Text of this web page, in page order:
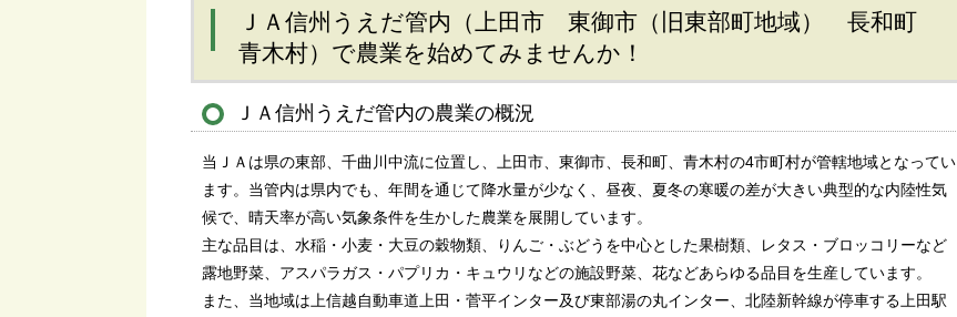
ＪＡ信州うえだ管内（上田市 東御市（旧東部町地域） 長和町
青木村）で農業を始めてみませんか！
ＪＡ信州うえだ管内の農業の概況
当ＪＡは県の東部、千曲川中流に位置し、上田市、東御市、長和町、青木村の4市町村が管轄地域となってい
ます。当管内は県内でも、年間を通じて降水量が少なく、昼夜、夏冬の寒暖の差が大きい典型的な内陸性気
候で、晴天率が高い気象条件を生かした農業を展開しています。
主な品目は、水稲・小麦・大豆の穀物類、りんご・ぶどうを中心とした果樹類、レタス・ブロッコリーなど
露地野菜、アスパラガス・パプリカ・キュウリなどの施設野菜、花などあらゆる品目を生産しています。
また、当地域は上信越自動車道上田・菅平インター及び東部湯の丸インター、北陸新幹線が停車する上田駅